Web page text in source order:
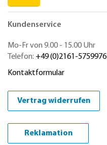
Kundenservice
Mo-Fr von 9.00 - 15.00 Uhr
Telefon: +49 (0)2161-5759976
Kontaktformular
Vertrag widerrufen
Reklamation